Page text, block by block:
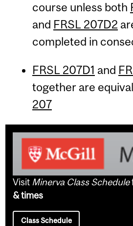
course unless both
and FRSL 207D2
completed in
FRSL 207D1 and
together are
207
Visit Minerva Class Schedule
& times
Class Schedule